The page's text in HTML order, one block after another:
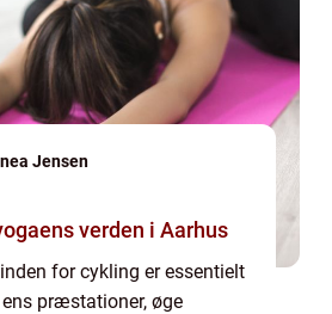
Jensen
verden i Aarhus
for cykling er essentielt
præstationer, øge